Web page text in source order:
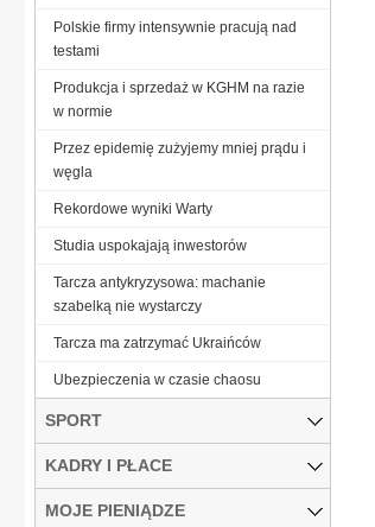
Polskie firmy intensywnie pracują nad
testami
Produkcja i sprzedaż w KGHM na razie
w normie
Przez epidemię zużyjemy mniej prądu i
węgla
Rekordowe wyniki Warty
Studia uspokajają inwestorów
Tarcza antykryzysowa: machanie
szabelką nie wystarczy
Tarcza ma zatrzymać Ukraińców
Ubezpieczenia w czasie chaosu
SPORT
KADRY I PŁACE
MOJE PIENIĄDZE